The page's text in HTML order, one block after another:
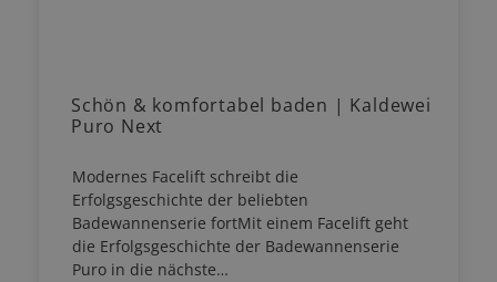
Schön & komfortabel baden | Kaldewei
Puro Next
Modernes Facelift schreibt die
Erfolgsgeschichte der beliebten
Badewannenserie fortMit einem Facelift geht
die Erfolgsgeschichte der Badewannenserie
Puro in die nächste…